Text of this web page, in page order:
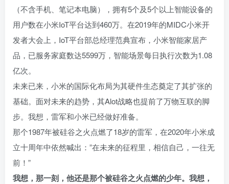
（不含手机、笔记本电脑），拥有5个及5个以上智能设备的
用户数在小米IoT平台达到460万。在2019年的MIDC小米开
发者大会上，IoT平台部总经理范典宣布，小米智能家居产
品，已服务家庭数达5599万，智能场景每日执行次数为1.08
亿次。
未来已来，小米的国际化布局为其硬件生态奠定了其扩张的
基础。面对未来的趋势，其Alot战略也提前了万物互联的脚
步。我想，雷军和小米已经做好准备。
那个1987年被硅谷之火点燃了18岁的雷军，在2020年小米成
立十周年中依然喊出：”在未来的征程里，相信自己，一往无
前！”
我想，那一刻，他还是那个被硅谷之火点燃的少年。我想，